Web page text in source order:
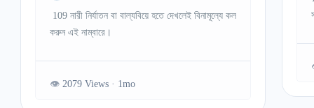
109 নারী নির্যাতন বা বাল্যবিয়ে হতে দেখলেই বিনামূল্যে কল
করুন এই নাম্বারে।
2079 Views